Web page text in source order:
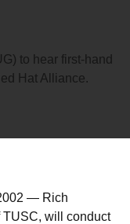
to hear first-hand
Hat Alliance.
— Rich
TUSC, will conduct